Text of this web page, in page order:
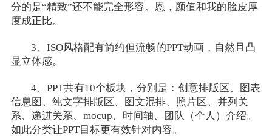
分的是“精致”还不能完全形容。恩，颜值和我的脸皮厚
度成正比。
3、ISO风格配有简约但流畅的PPT动画，自然且凸
显立体感。
4、PPT共有10个板块，分别是：创意排版区、图表
信息图、纯文字排版区、图文混排、照片区、并列关
系、递进关系、mocup、时间轴、团队（个人）介绍。
如此分类让PPT目标更有效针对内容。